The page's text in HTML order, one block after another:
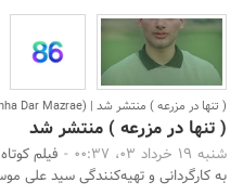
( تنها در مزرعه ) منتشر شد | (Tanha Dar Mazrae) was released
( تنها در مزرعه ) منتشر شد
شنبه 19 خرداد 03، 00:37 -
به کارگردانی و تهیه‌کنندگی سید علی